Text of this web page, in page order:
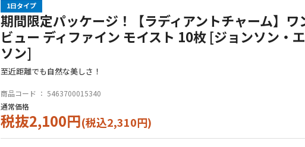
1日タイプ
期間限定パッケージ！【ラディアントチャーム】ワ
ビュー ディファイン モイスト 10枚 [ジョンソン・
ソン]
至近距離でも自然な美しさ！
商品コード ： 5463700015340
通常価格
税抜2,100円(税込2,310円)